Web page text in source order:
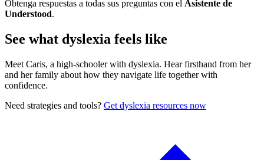
Obtenga respuestas a todas sus preguntas con el Asistente de
Understood.
See what dyslexia feels like
Meet Caris, a high-schooler with dyslexia. Hear firsthand from her
and her family about how they navigate life together with
confidence.
Need strategies and tools? Get dyslexia resources now